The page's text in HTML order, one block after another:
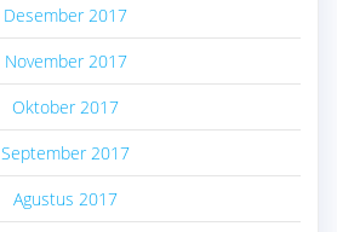
Desember 2017
November 2017
Oktober 2017
September 2017
Agustus 2017